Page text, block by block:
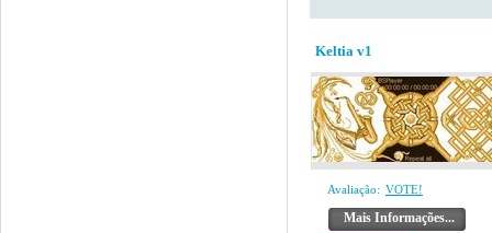
Keltia v1
Avaliação: VOTE!
Mais Informações...